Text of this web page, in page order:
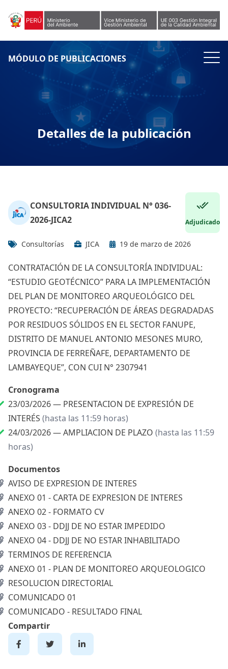
MÓDULO DE PUBLICACIONES
Detalles de la publicación
CONSULTORIA INDIVIDUAL N° 036-
2026-JICA2
Adjudicado
Consultorías JICA 19 de marzo de 2026
CONTRATACIÓN DE LA CONSULTORÍA INDIVIDUAL:
“ESTUDIO GEOTÉCNICO” PARA LA IMPLEMENTACIÓN
DEL PLAN DE MONITOREO ARQUEOLÓGICO DEL
PROYECTO: “RECUPERACIÓN DE ÁREAS DEGRADADAS
POR RESIDUOS SÓLIDOS EN EL SECTOR FANUPE,
DISTRITO DE MANUEL ANTONIO MESONES MURO,
PROVINCIA DE FERREÑAFE, DEPARTAMENTO DE
LAMBAYEQUE”, CON CUI N° 2307941
Cronograma
23/03/2026 — PRESENTACION DE EXPRESIÓN DE
INTERÉS (hasta las 11:59 horas)
24/03/2026 —AMPLIACION DE PLAZO (hasta las 11:59
horas)
Documentos
AVISO DE EXPRESION DE INTERES
ANEXO 01 - CARTA DE EXPRESION DE INTERES
ANEXO 02 - FORMATO CV
ANEXO 03 - DDJJ DE NO ESTAR IMPEDIDO
ANEXO 04 - DDJJ DE NO ESTAR INHABILITADO
TERMINOS DE REFERENCIA
ANEXO 01 - PLAN DE MONITOREO ARQUEOLOGICO
RESOLUCION DIRECTORIAL
COMUNICADO 01
COMUNICADO - RESULTADO FINAL
Compartir